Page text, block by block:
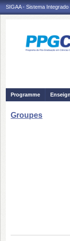
SIGAA - Sistema
Programme
Groupes